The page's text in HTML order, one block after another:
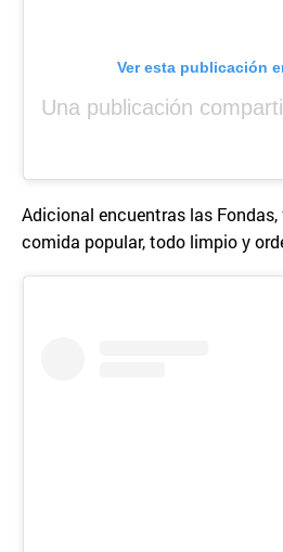
Ver esta publicación
Adicional encuentras las
comida popular, todo limpio y